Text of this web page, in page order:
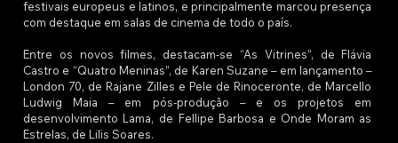
festivais europeus e latinos, e principalmente marcou presença
com destaque em salas de cinema de todo o país.
Entre os novos filmes, destacam-se “As Vitrines”, de Flávia
Castro e “Quatro Meninas”, de Karen Suzane – em lançamento –
London 70, de Rajane Zilles e Pele de Rinoceronte, de Marcello
Ludwig Maia – em pós-produção – e os projetos em
desenvolvimento Lama, de Fellipe Barbosa e Onde Moram as
Estrelas, de Lilis Soares.